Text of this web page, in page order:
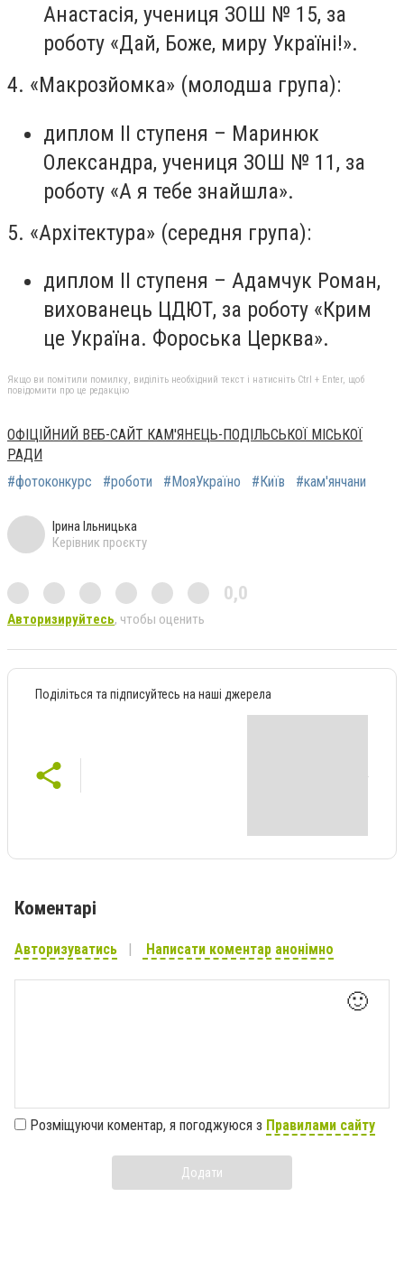
Анастасія, учениця ЗОШ № 15, за
роботу «Дай, Боже, миру Україні!».
4. «Макрозйомка» (молодша група):
диплом ІІ ступеня – Маринюк
Олександра, учениця ЗОШ № 11, за
роботу «А я тебе знайшла».
5. «Архітектура» (середня група):
диплом ІІ ступеня – Адамчук Роман,
вихованець ЦДЮТ, за роботу «Крим
це Україна. Фороська Церква».
Якщо ви помітили помилку, виділіть необхідний текст і натисніть Ctrl + Enter, щоб
повідомити про це редакцію
ОФІЦІЙНИЙ ВЕБ-САЙТ КАМ'ЯНЕЦЬ-ПОДІЛЬСЬКОЇ МІСЬКОЇ
РАДИ
#фотоконкурс
#роботи #МояУкраїно #Київ #кам'янчани
Ірина Ільницька
Керівник проєкту
0,0
Авторизируйтесь, чтобы оценить
Поділіться та підписуйтесь на наші джерела
Коментарі
Авторизуватись Написати коментар анонімно
🙂
Розміщуючи коментар, я погоджуюся з Правилами сайту
Додати